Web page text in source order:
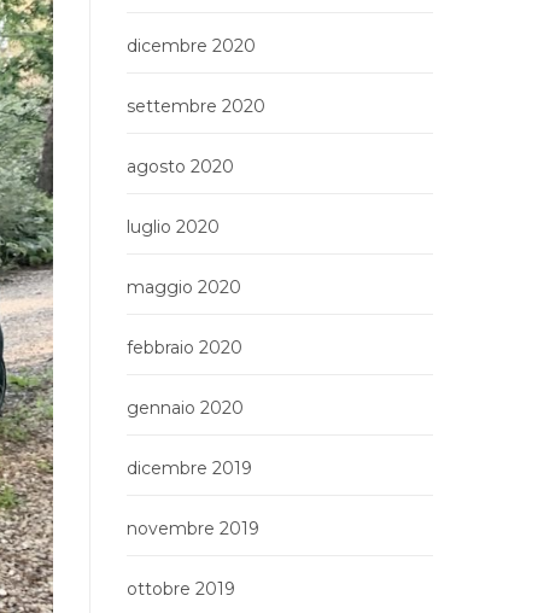
dicembre 2020
settembre 2020
agosto 2020
luglio 2020
maggio 2020
febbraio 2020
gennaio 2020
dicembre 2019
novembre 2019
ottobre 2019